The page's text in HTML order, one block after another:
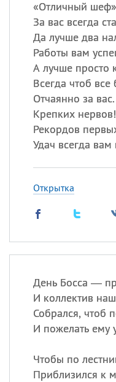
«Отличный шеф»
За вас всегда
Да лучше два
Работы вам
А лучше просто
Всегда чтоб все
Отчаянно за вас.
Крепких нервов!
Рекордов
Удач всегда
Открытка
День Босса —
И коллектив
Собрался, чтоб
И пожелать ему
Чтобы по
Приблизился к